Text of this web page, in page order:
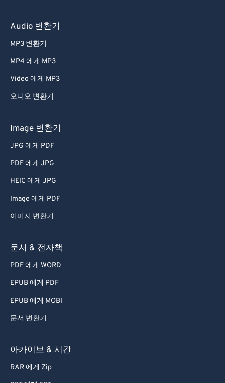
Audio 변환기
MP3 변환기
MP4 에게 MP3
Video 에게 MP3
오디오 변환기
Image 변환기
JPG 에게 PDF
PDF 에게 JPG
HEIC 에게 JPG
Image 에게 PDF
이미지 변환기
문서 & 전자책
PDF 에게 WORD
EPUB 에게 PDF
EPUB 에게 MOBI
문서 변환기
아카이브 & 시간
RAR 에게 Zip